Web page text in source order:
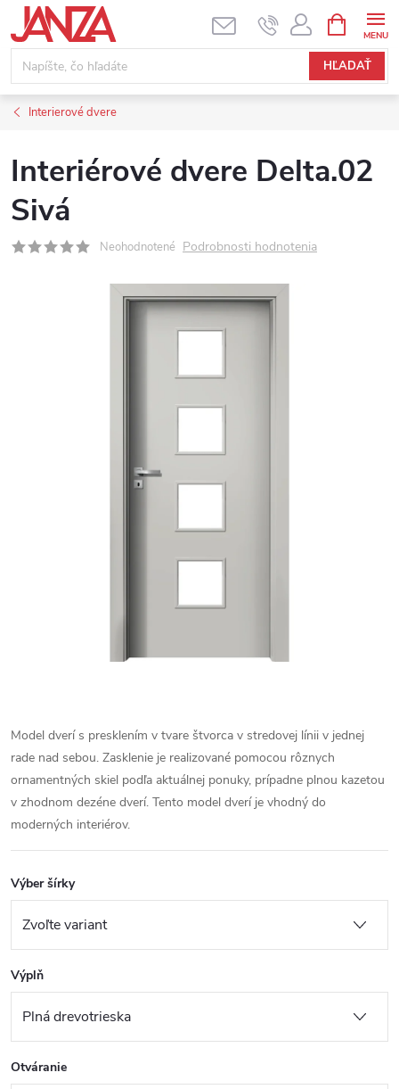
Prejsť na obsah
HĽADAŤ
Interierové dvere
Interiérové dvere Delta.02
Sivá
Neohodnotené Podrobnosti hodnotenia
Model dverí s presklením v tvare štvorca v stredovej línii v jednej
rade nad sebou. Zasklenie je realizované pomocou rôznych
ornamentných skiel podľa aktuálnej ponuky, prípadne plnou kazetou
v zhodnom dezéne dverí. Tento model dverí je vhodný do
moderných interiérov.
Výber šírky
Výplň
Otváranie